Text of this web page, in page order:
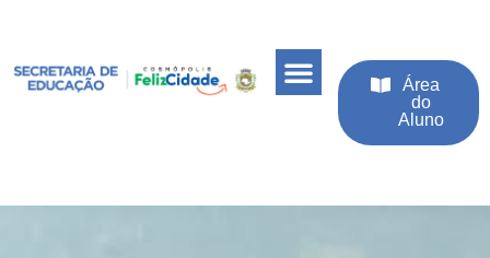
Área
do
Aluno